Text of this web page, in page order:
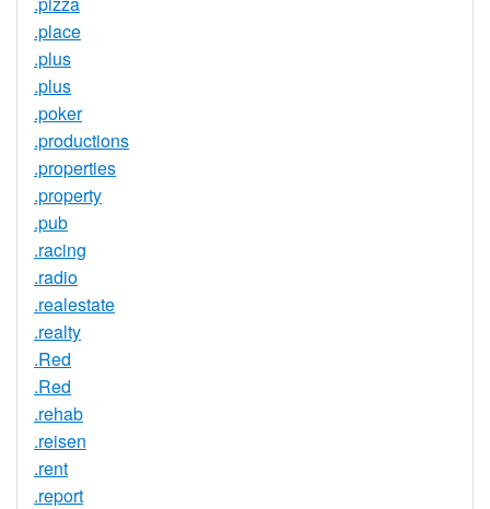
.place
.plus
.plus
.poker
.productions
.properties
.property
.pub
.racing
.radio
.realestate
.realty
.Red
.Red
.rehab
.reisen
.rent
.report